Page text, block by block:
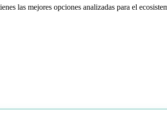
las mejores opciones analizadas para el